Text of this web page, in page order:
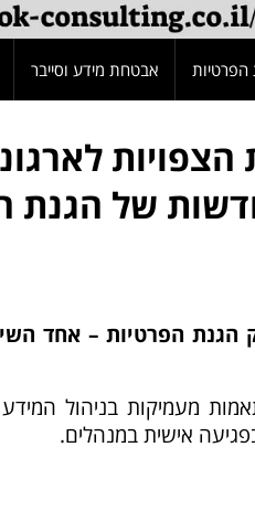
הפרטיות אבטחת מידע וסייבר
של הגנת
2024 נכנס לתוקף תיקון 13 לחוק הגנת
מעמיקות בניהול
אישית במנהלים.